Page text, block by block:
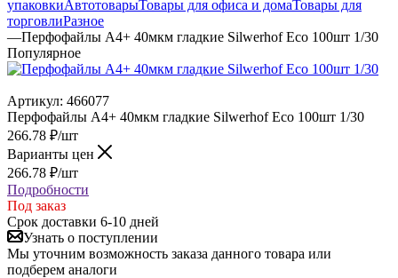
упаковкиАвтотоварыТовары для офиса и домаТовары для
торговлиРазное
—Перфофайлы А4+ 40мкм гладкие Silwerhof Eco 100шт 1/30
Популярное
Артикул: 466077
Перфофайлы А4+ 40мкм гладкие Silwerhof Eco 100шт 1/30
266.78 ₽/шт
Варианты цен
266.78 ₽/шт
Подробности
Под заказ
Срок доставки 6-10 дней
Узнать о поступлении
Мы уточним возможность заказа данного товара или
подберем аналоги